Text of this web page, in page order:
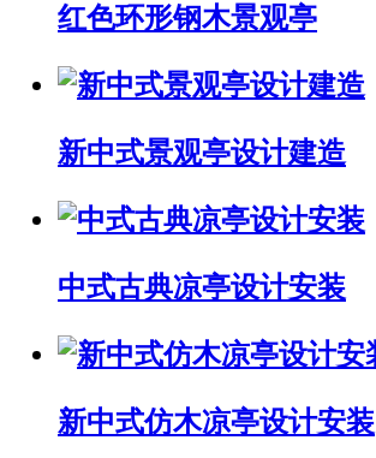
红色环形钢木景观亭
新中式景观亭设计建造
中式古典凉亭设计安装
新中式仿木凉亭设计安装